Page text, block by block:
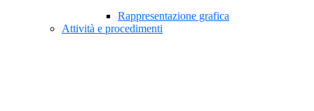
Rappresentazione grafica
Attività e procedimenti